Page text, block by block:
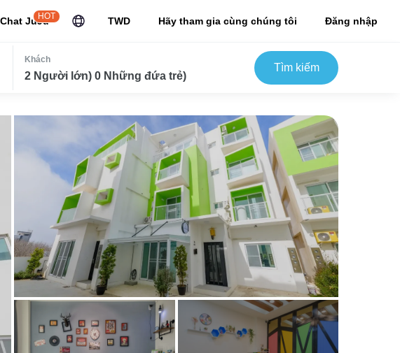
Chat JuJu
HOT TWD Hãy tham gia cùng chúng tôi Đăng nhập
Khách
2 Người lớn) 0 Những đứa trẻ)
Tìm kiếm